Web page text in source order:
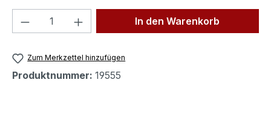
Produkt Anzahl: Gib denIn den Warenkorb
Zum Merkzettel hinzufügen
Produktnummer: 19555